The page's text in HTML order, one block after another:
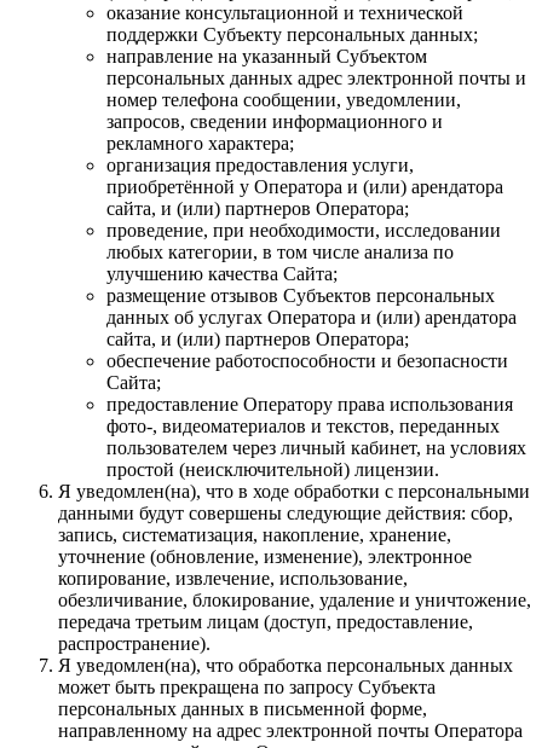
оказание консультационной и технической
поддержки Субъекту персональных данных;
направление на указанный Субъектом
персональных данных адрес электронной почты и
номер телефона сообщении, уведомлении,
запросов, сведении информационного и
рекламного характера;
организация предоставления услуги,
приобретённой у Оператора и (или) арендатора
сайта, и (или) партнеров Оператора;
проведение, при необходимости, исследовании
любых категории, в том числе анализа по
улучшению качества Сайта;
размещение отзывов Субъектов персональных
данных об услугах Оператора и (или) арендатора
сайта, и (или) партнеров Оператора;
обеспечение работоспособности и безопасности
Сайта;
предоставление Оператору права использования
фото-, видеоматериалов и текстов, переданных
пользователем через личный кабинет, на условиях
простой (неисключительной) лицензии.
Я уведомлен(на), что в ходе обработки с персональными
данными будут совершены следующие действия: сбор,
запись, систематизация, накопление, хранение,
уточнение (обновление, изменение), электронное
копирование, извлечение, использование,
обезличивание, блокирование, удаление и уничтожение,
передача третьим лицам (доступ, предоставление,
распространение).
Я уведомлен(на), что обработка персональных данных
может быть прекращена по запросу Субъекта
персональных данных в письменной форме,
направленному на адрес электронной почты Оператора